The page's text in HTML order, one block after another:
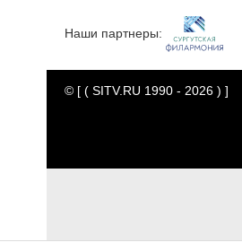
Наши партнеры:
© [ ( SITV.RU 1990 - 2026 ) ]